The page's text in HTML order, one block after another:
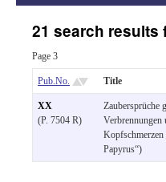
21 search results
Page 3
Pub.No. Title
XX
(P. 7504 R)
Zaubersprüche
Verbrennungen
Papyrus“)